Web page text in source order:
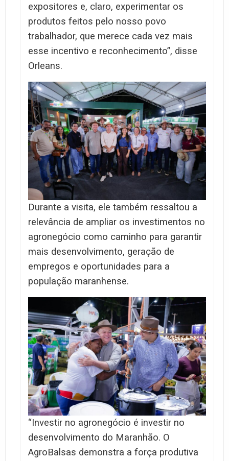
expositores e, claro, experimentar os
produtos feitos pelo nosso povo
trabalhador, que merece cada vez mais
esse incentivo e reconhecimento”, disse
Orleans.
Durante a visita, ele também ressaltou a
relevância de ampliar os investimentos no
agronegócio como caminho para garantir
mais desenvolvimento, geração de
empregos e oportunidades para a
população maranhense.
“Investir no agronegócio é investir no
desenvolvimento do Maranhão. O
AgroBalsas demonstra a força produtiva